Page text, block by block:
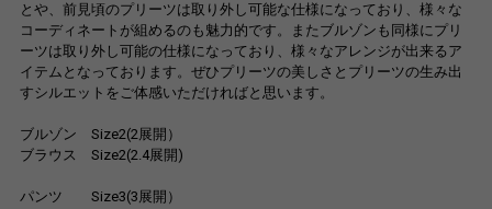
とや、前見頃のプリーツは取り外し可能な仕様になっており、様々な
コーディネートが組めるのも魅力的です。またブルゾンも同様にプリ
ーツは取り外し可能の仕様になっており、様々なアレンジが出来るア
イテムとなっております。ぜひプリーツの美しさとプリーツの生み出
すシルエットをご体感いただければと思います。
ブルゾン Size2(2展開）
ブラウス Size2(2.4展開)
パンツ Size3(3展開）